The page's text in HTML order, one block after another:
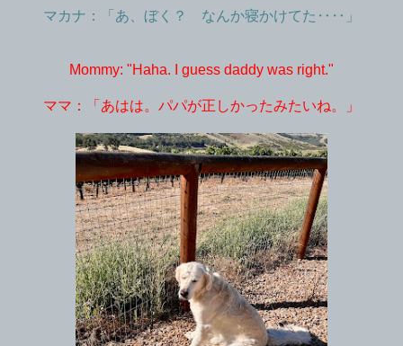
マカナ：「あ、ぼく？ なんか寝かけてた‥‥」
Mommy: "Haha. I guess daddy was right."
ママ：「あはは。パパが正しかったみたいね。」